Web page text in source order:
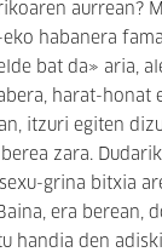
aurrean?
habanera
bat da» aria,
harat-honat
itzuri egiten
zara.
grina bitxia
era berean,
handia den